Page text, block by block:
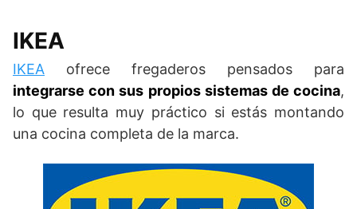
IKEA
IKEA ofrece fregaderos pensados para
integrarse con sus propios sistemas de cocina,
lo que resulta muy práctico si estás montando
una cocina completa de la marca.